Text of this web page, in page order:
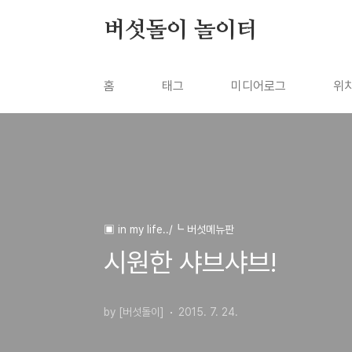
버섯돌이 놀이터
홈 태그 미디어로그 위
▣ in my life../┗ 버섯메뉴판
시원한 샤브샤브!
by [버섯돌이] 2015. 7. 24.